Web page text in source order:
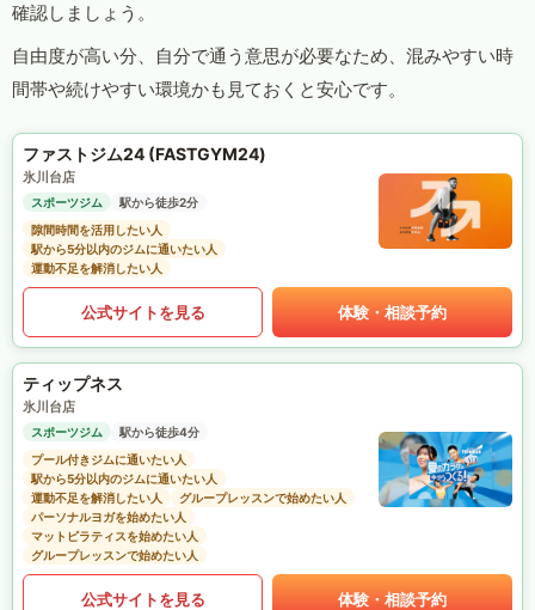
確認しましょう。
自由度が高い分、自分で通う意思が必要なため、混みやすい時
間帯や続けやすい環境かも見ておくと安心です。
ファストジム24 (FASTGYM24)
氷川台店
スポーツジム
駅から徒歩2分
隙間時間を活用したい人
駅から5分以内のジムに通いたい人
運動不足を解消したい人
公式サイトを見る 体験・相談予約
ティップネス
氷川台店
スポーツジム
駅から徒歩4分
プール付きジムに通いたい人
駅から5分以内のジムに通いたい人
運動不足を解消したい人
グループレッスンで始めたい人
パーソナルヨガを始めたい人
マットピラティスを始めたい人
グループレッスンで始めたい人
公式サイトを見る 体験・相談予約